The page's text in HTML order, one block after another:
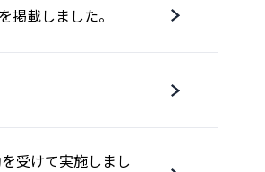
載しました。
受けて実施しまし